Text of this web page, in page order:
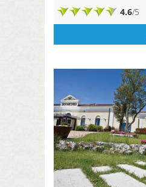
4.6/5